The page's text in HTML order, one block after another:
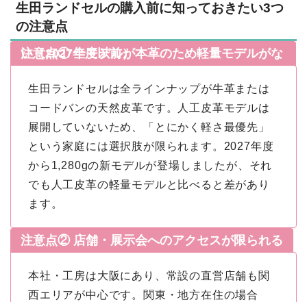
生田ランドセルの購入前に知っておきたい3つ
の注意点
注意点① 全モデルが本革のため軽量モデルがない（2027年度以前）
生田ランドセルは全ラインナップが牛革または
コードバンの天然皮革です。人工皮革モデルは
展開していないため、「とにかく軽さ最優先」
という家庭には選択肢が限られます。2027年度
から1,280gの新モデルが登場しましたが、それ
でも人工皮革の軽量モデルと比べると差があり
ます。
注意点② 店舗・展示会へのアクセスが限られる
本社・工房は大阪にあり、常設の直営店舗も関
西エリアが中心です。関東・地方在住の場合